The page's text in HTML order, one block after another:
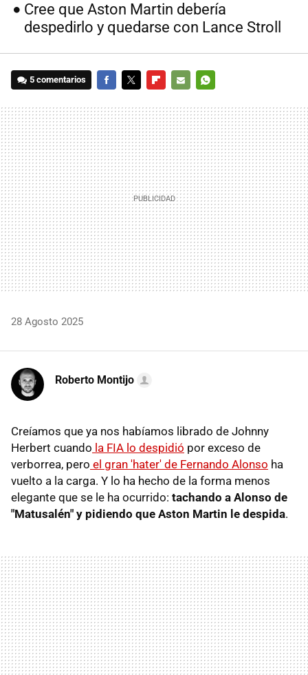
Cree que Aston Martin debería
despedirlo y quedarse con Lance Stroll
5 comentarios
MAIL
28 Agosto 2025
Roberto Montijo
Creíamos que ya nos habíamos librado de Johnny
Herbert cuando la FIA lo despidió por exceso de
verborrea, pero el gran 'hater' de Fernando Alonso ha
vuelto a la carga. Y lo ha hecho de la forma menos
elegante que se le ha ocurrido: tachando a Alonso de
"Matusalén" y pidiendo que Aston Martin le despida.